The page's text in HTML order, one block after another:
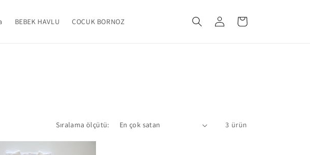
BEBEK HAVLU ÇOCUK BORNOZ
Oturum
Sepet
Sıralama ölçütü: 3 ürün